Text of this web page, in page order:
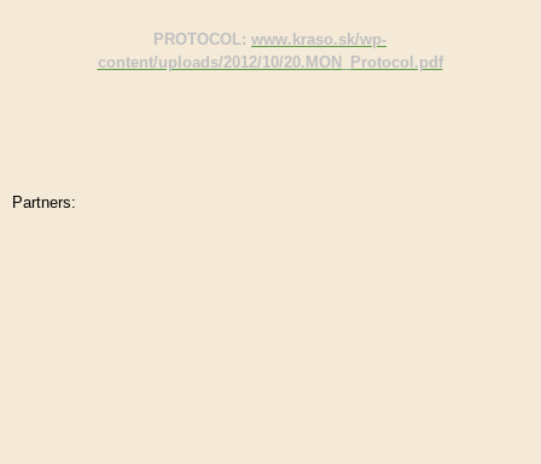
PROTOCOL: www.kraso.sk/wp-
content/uploads/2012/10/20.MON_Protocol.pdf
Partners: